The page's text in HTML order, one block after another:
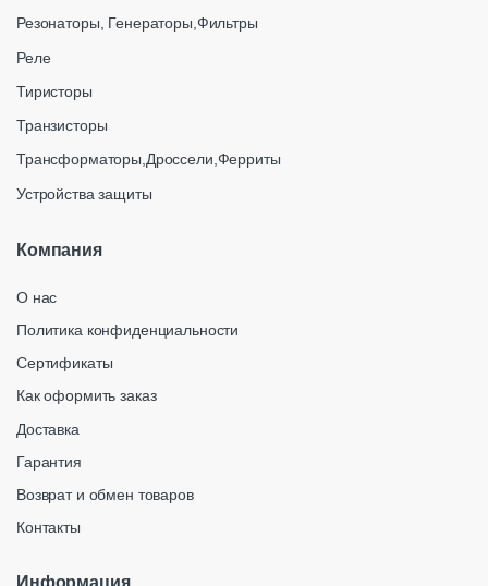
Резонаторы, Генераторы,Фильтры
Реле
Тиристоры
Транзисторы
Трансформаторы,Дроссели,Ферриты
Устройства защиты
Компания
О нас
Политика конфиденциальности
Сертификаты
Как оформить заказ
Доставка
Гарантия
Возврат и обмен товаров
Контакты